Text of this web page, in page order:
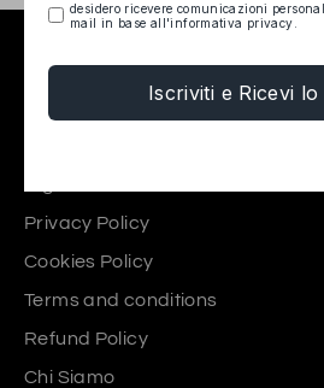
Privacy Policy
Cookies Policy
Terms and conditions
Refund Policy
Chi Siamo
desidero ricevere comunicazioni
mail in base all'informativa privacy.
Iscriviti e Ricevi